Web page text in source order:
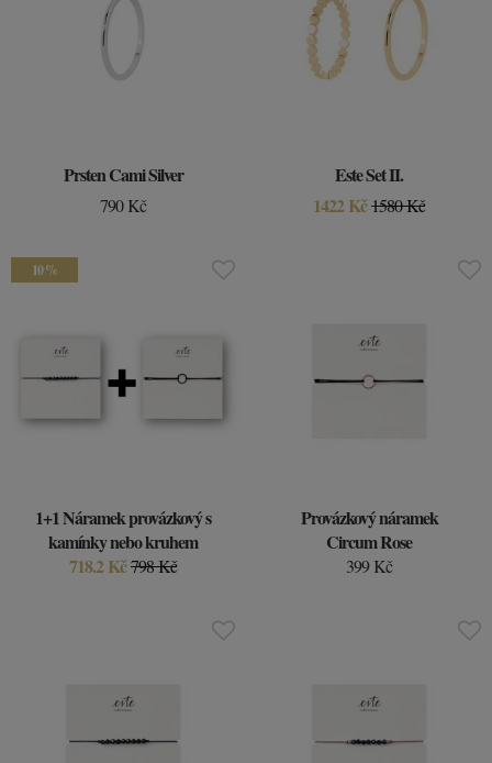
Prsten Cami Silver
790 Kč
Este Set II.
1422 Kč1580 Kč
10 %
1+1 Náramek provázkový s
kamínky nebo kruhem
718.2 Kč798 Kč
Provázkový náramek
Circum Rose
399 Kč